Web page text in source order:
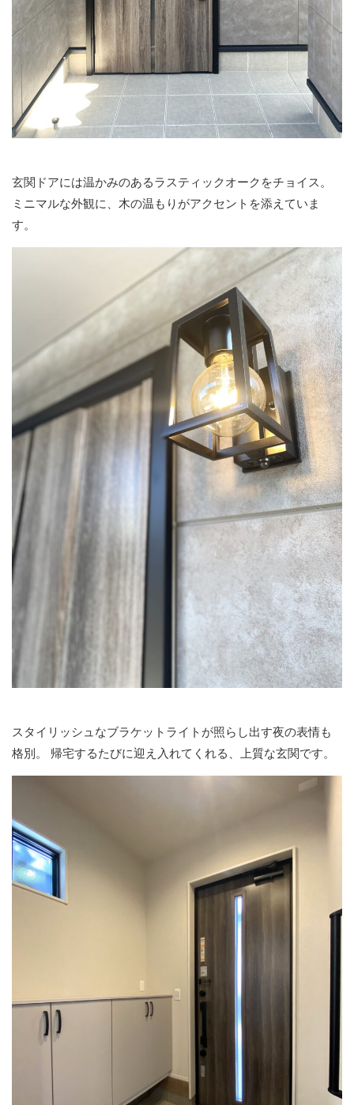
玄関ドアには温かみのあるラスティックオークをチョイス。
ミニマルな外観に、木の温もりがアクセントを添えていま
す。
スタイリッシュなブラケットライトが照らし出す夜の表情も
格別。
帰宅するたびに迎え入れてくれる、上質な玄関です。